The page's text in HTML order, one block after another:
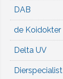
DAB
de Koidokter
Delta UV
Dierspecialist